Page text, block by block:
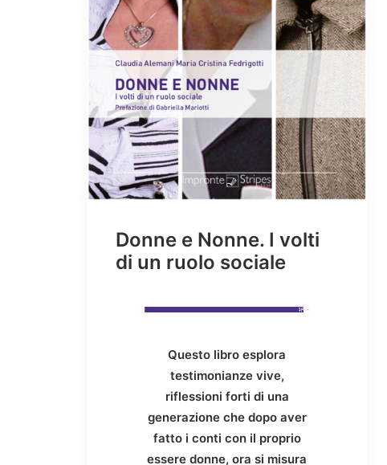
Donne e Nonne. I volti
di un ruolo sociale
Questo libro esplora
testimonianze vive,
riflessioni forti di una
generazione che dopo aver
fatto i conti con il proprio
essere donne, ora si misura